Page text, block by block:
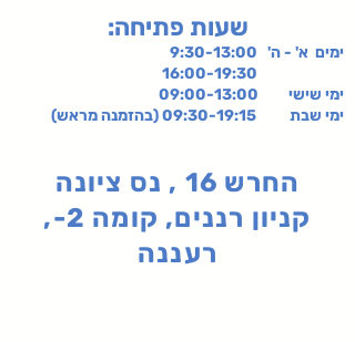
:שעות פתיחה
ימים א' - ה' 9:30-13:00
ימי שישי 09:00-13:00
ימי שבת 09:30-19:15 (בהזמנה מראש)
החרש 16 , נס ציונה
קניון רננים, קומה 2-,
רעננה